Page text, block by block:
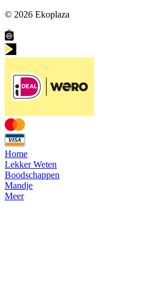
© 2026 Ekoplaza
Home
Lekker Weten
Boodschappen
Mandje
Meer